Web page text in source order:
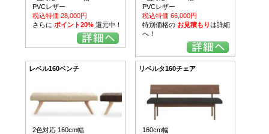
PVCレザー
税込特価 28,000円
さらに ポイント20% 還元中！
PVCレザー
税込特価 66,000円
特別価格の お見積もりは詳細
へ！
レベル160ベンチ
2色対応 160cm幅
リベルタ160チェア
160cm幅